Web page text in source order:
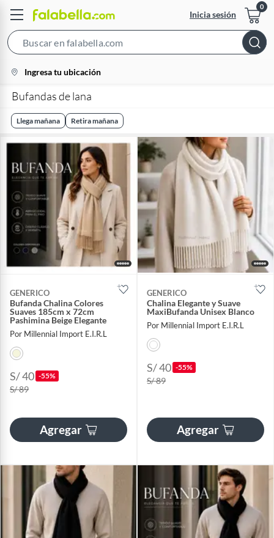
Inicia sesión
Bar
location-
icon
Ingresa tu ubicación
Bufandas de lana
Llega mañana Retira mañana
GENERICO
Bufanda Chalina Colores
Suaves 185cm x 72cm
Pashimina Beige Elegante
Por Millennial Import E.I.R.L
S/ 40 -55%
S/ 89
Agregar
GENERICO
Chalina Elegante y Suave
MaxiBufanda Unisex Blanco
Por Millennial Import E.I.R.L
S/ 40 -55%
S/ 89
Agregar